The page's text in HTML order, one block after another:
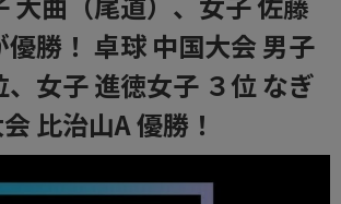
優勝！ 卓球 中国大会 男子
女子 進徳女子 ３位 なぎ
比治山A 優勝！